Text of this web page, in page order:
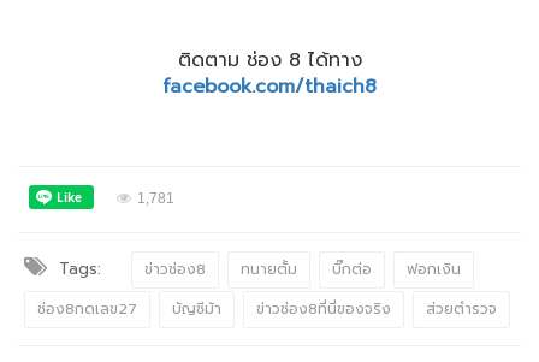
ติดตาม ช่อง 8 ได้ทาง
facebook.com/thaich8
1,781
Tags: ข่าวช่อง8 ทนายตั้ม บิ๊กต่อ
ฟอกเงิน
ช่อง8กดเลข27
บัญชีม้า ข่าวช่อง8ที่นี่ของจริง ส่วยตำรวจ